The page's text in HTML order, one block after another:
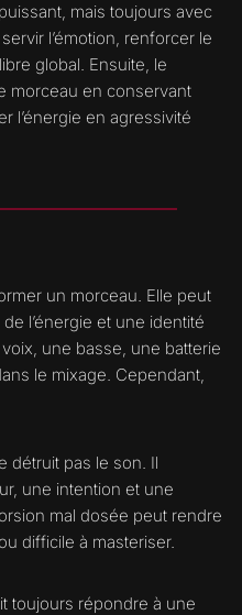
mais toujours avec
l’émotion, renforcer le
global. Ensuite, le
morceau en conservant
l’énergie en agressivité
un morceau. Elle peut
l’énergie et une identité
une basse, une batterie
le mixage. Cependant,
détruit pas le son. Il
une intention et une
mal dosée peut rendre
difficile à masteriser.
toujours répondre à une